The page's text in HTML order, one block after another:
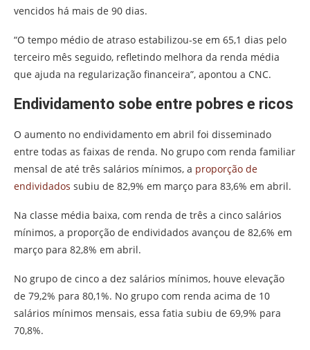
vencidos há mais de 90 dias.
“O tempo médio de atraso estabilizou-se em 65,1 dias pelo
terceiro mês seguido, refletindo melhora da renda média
que ajuda na regularização financeira”, apontou a CNC.
Endividamento sobe entre pobres e ricos
O aumento no endividamento em abril foi disseminado
entre todas as faixas de renda. No grupo com renda familiar
mensal de até três salários mínimos, a proporção de
endividados subiu de 82,9% em março para 83,6% em abril.
Na classe média baixa, com renda de três a cinco salários
mínimos, a proporção de endividados avançou de 82,6% em
março para 82,8% em abril.
No grupo de cinco a dez salários mínimos, houve elevação
de 79,2% para 80,1%. No grupo com renda acima de 10
salários mínimos mensais, essa fatia subiu de 69,9% para
70,8%.